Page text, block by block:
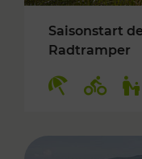
Saisonstart
Radtramper